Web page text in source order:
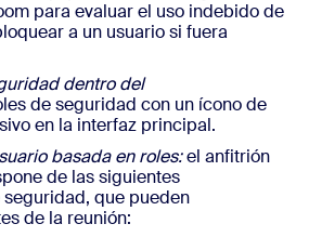
para evaluar el uso indebido de
a un usuario si fuera
dentro del
de seguridad con un ícono de
en la interfaz principal.
basada en roles:el anfitrión
de las siguientes
que pueden
de la reunión: